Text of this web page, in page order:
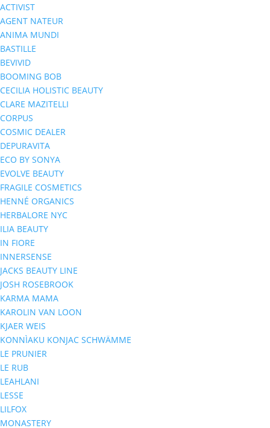
ACTIVIST
AGENT NATEUR
ANIMA MUNDI
BASTILLE
BEVIVID
BOOMING BOB
CECILIA HOLISTIC BEAUTY
CLARE MAZITELLI
CORPUS
COSMIC DEALER
DEPURAVITA
ECO BY SONYA
EVOLVE BEAUTY
FRAGILE COSMETICS
HENNÉ ORGANICS
HERBALORE NYC
ILIA BEAUTY
IN FIORE
INNERSENSE
JACKS BEAUTY LINE
JOSH ROSEBROOK
KARMA MAMA
KAROLIN VAN LOON
KJAER WEIS
KONNÌAKU KONJAC SCHWÄMME
LE PRUNIER
LE RUB
LEAHLANI
LESSE
LILFOX
MONASTERY